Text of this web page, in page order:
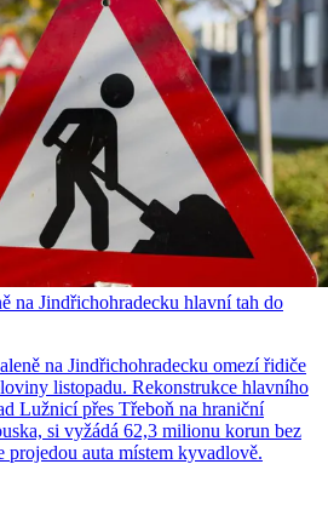
na Jindřichohradecku hlavní tah do
na Jindřichohradecku omezí řidiče
listopadu. Rekonstrukce hlavního
Lužnicí přes Třeboň na hraniční
si vyžádá 62,3 milionu korun bez
projedou auta místem kyvadlově.